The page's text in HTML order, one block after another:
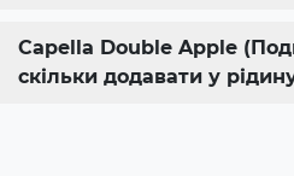
Capella Double Apple
скільки додавати у